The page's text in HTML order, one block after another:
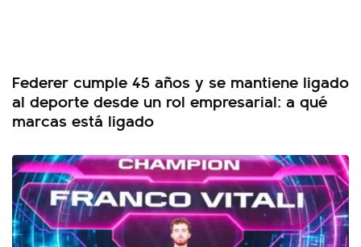
Federer cumple 45 años y se mantiene ligado
al deporte desde un rol empresarial: a qué
marcas está ligado